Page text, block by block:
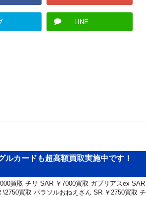
LINE
ルカードも超高額買取実施中です！
買取 チリ SAR ￥7000買取 ガブリアスex SAR
\2750買取 パラソルおねえさん SR ￥2750買取 チ